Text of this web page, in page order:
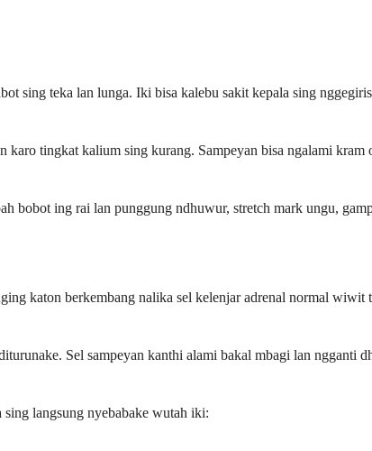
sing teka lan lunga. Iki bisa kalebu sakit kepala sing
karo tingkat kalium sing kurang. Sampeyan bisa ngalami
bobot ing rai lan punggung ndhuwur, stretch mark ungu,
katon berkembang nalika sel kelenjar adrenal normal
Sel sampeyan kanthi alami bakal mbagi lan ngganti
sing langsung nyebabake wutah iki: